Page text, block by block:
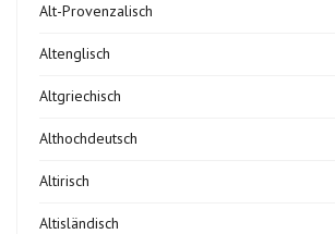
Alt-Provenzalisch
Altenglisch
Altgriechisch
Althochdeutsch
Altirisch
Altisländisch